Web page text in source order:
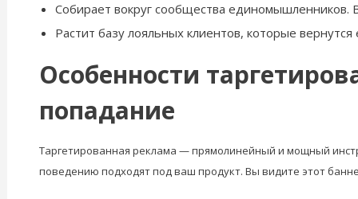
Собирает вокруг сообщества
Растит базу лояльных клиентов, которые
Особенности
попадание
Таргетированная реклама — прямолинейный и мощный
поведению подходят под ваш продукт. Вы видите этот